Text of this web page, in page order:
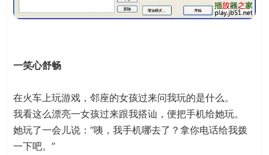
一笑心舒畅
在火车上玩游戏，邻座的女孩过来问我玩的是什么。
我看这么漂亮一女孩过来跟我搭讪，便把手机给她玩。
她玩了一会儿说：“咦，我手机哪去了？拿你电话给我拨
一下吧。”